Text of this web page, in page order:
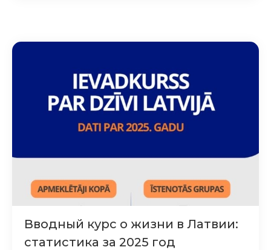
Вводный курс о жизни в Латвии:
статистика за 2025 год